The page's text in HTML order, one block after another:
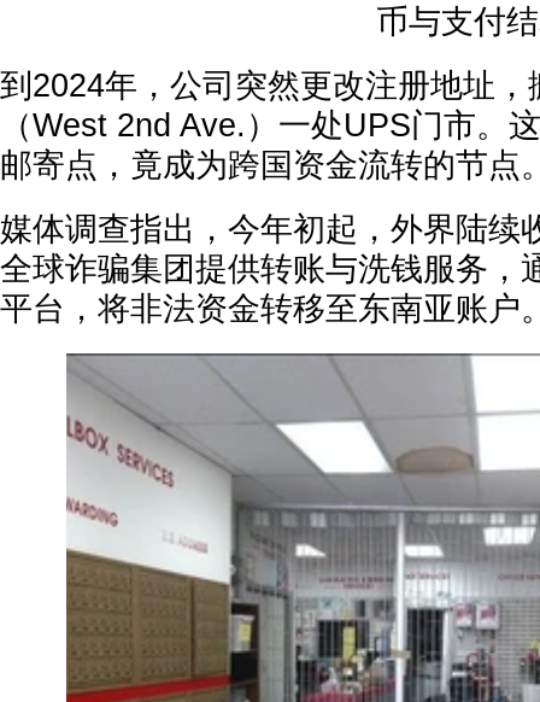
币与支付
到2024年，公司突然更改注册地址
（West 2nd Ave.）一处UPS门市。
邮寄点，竟成为跨国资金流转的节点
媒体调查指出，今年初起，外界陆续
全球诈骗集团提供转账与洗钱服务，
平台，将非法资金转移至东南亚账户